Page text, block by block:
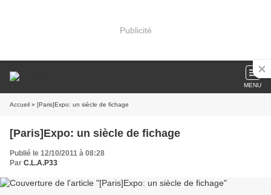
Publicité
MENU
Accueil » [Paris]Expo: un siècle de fichage
[Paris]Expo: un siècle de fichage
Publié le 12/10/2011 à 08:28
Par C.L.A.P33